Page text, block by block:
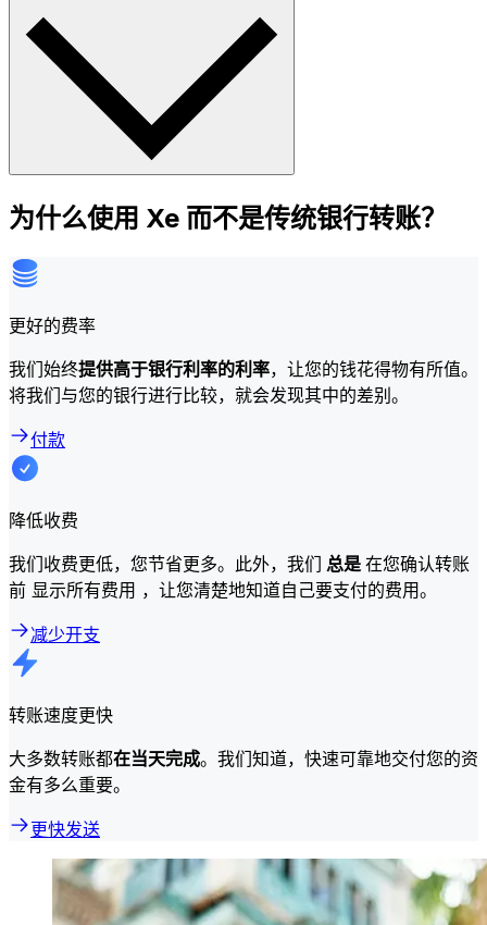
为什么使用 Xe 而不是传统银行转账？
更好的费率
我们始终提供高于银行利率的利率，让您的钱花得物有所值。
将我们与您的银行进行比较，就会发现其中的差别。
付款
降低收费
我们收费更低，您节省更多。此外，我们 总是在您确认转账
前 显示所有费用 ，让您清楚地知道自己要支付的费用。
减少开支
转账速度更快
大多数转账都在当天完成。我们知道，快速可靠地交付您的资
金有多么重要。
更快发送